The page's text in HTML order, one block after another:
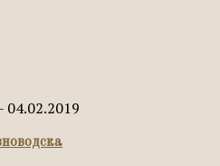
- 04.02.2019